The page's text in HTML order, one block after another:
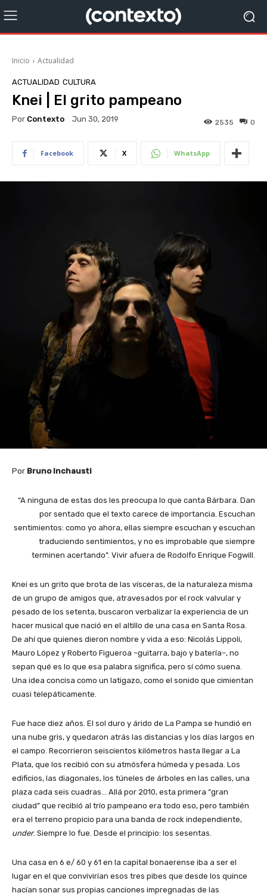
Inicio Actualidad
ACTUALIDAD CULTURA
Knei | El grito pampeano
Por Contexto Jun 30, 2019 0
2535
Facebook X WhatsApp
Por Bruno Inchausti
“A ninguna de estas dos les preocupa lo que canta Bárbara. Dan
por sentado que el texto carece de importancia. Escuchan
sentimientos: como yo ahora, ellas siempre escuchan y escuchan
traduciendo sentimientos, y no es improbable que siempre
terminen acertando”. Vivir afuera de Rodolfo Enrique Fogwill.
Knei es un grito que brota de las vísceras, de la naturaleza misma
de un grupo de amigos que, atravesados por el rock valvular y
pesado de los setenta, buscaron verbalizar la experiencia de un
hacer musical que nació en el altillo de una casa en Santa Rosa.
De ahí que quienes dieron nombre y vida a eso: Nicolás Lippoli,
Mauro López y Roberto Figueroa –guitarra, bajo y batería–, no
sepan qué es lo que esa palabra significa, pero sí cómo suena.
Una idea concisa como un latigazo, como el sonido que cimientan
cuasi telepáticamente.
Fue hace diez años. El sol duro y árido de La Pampa se hundió en
una nube gris, y quedaron atrás las distancias y los días largos en
el campo. Recorrieron seiscientos kilómetros hasta llegar a La
Plata, que los recibió con su atmósfera húmeda y pesada. Los
edificios, las diagonales, los túneles de árboles en las calles, una
plaza cada seis cuadras… Allá por 2010, esta primera “gran
ciudad” que recibió al trío pampeano era todo eso, pero también
era el terreno propicio para una banda de rock independiente,
under. Siempre lo fue. Desde el principio: los sesentas.
Una casa en 6 e/ 60 y 61 en la capital bonaerense iba a ser el
lugar en el que convivirían esos tres pibes que desde los quince
hacían sonar sus propias canciones impregnadas de las